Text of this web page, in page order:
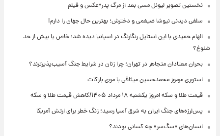
نخستین تصویر لیونل مسی بعد از مرگ پدر+عکس و فیلم
سلفی دیدنی نیوشا ضیغمی و دخترش؛ بهترین حال جهان را دارم!
الهام حمیدی با این استایل رنگارنگ در اسپانیا دیده شد؛ خاص یا بیش از حد
شلوغ؟
بحران معتادان متجاهر در تهران؛ چرا زنان در شرایط جنگ آسیب‌پذیرترند؟
استوری مرموز محمدحسین میثاقی با موی بازکات
قیمت طلا و سکه امروز یکشنبه ۱۸ مرداد ۱۴۰۵/کاهش قیمت طلا و سکه
پس‌لرزه‌های جنگ ایران به شرق آسیا رسید؛ زنگ خطر برای ارتش آمریکا
انسان‌های «سگ‌سر» چه کسانی بودند؟